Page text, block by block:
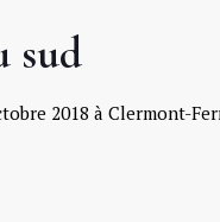
sud
2018 à Clermont-